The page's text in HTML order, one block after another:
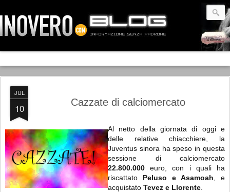
JUL
10 Cazzate di calciomercato
Al netto della giornata di oggi e
delle relative chiacchiere, la
Juventus sinora ha speso in questa
sessione di calciomercato
22.800.000 euro, con i quali ha
riscattato Peluso e Asamoah , e
acquistato Tevez e Llorente